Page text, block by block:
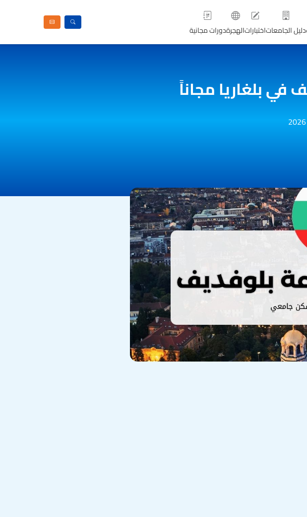
دليل الجامعاتاختباراتالهجرةدورات مجانية
في بلغاريا مجاناً